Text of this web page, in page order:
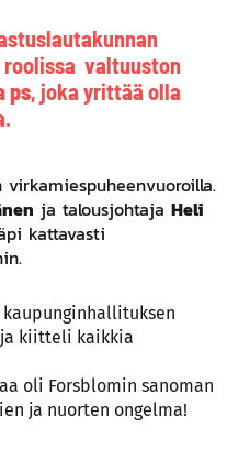
valtuuston
ps, joka yrittää olla
ja talousjohtaja Heli
kattavasti
kaupunginhallituksen
kiitteli kaikkia
oli Forsblomin sanoman
ja nuorten ongelma!